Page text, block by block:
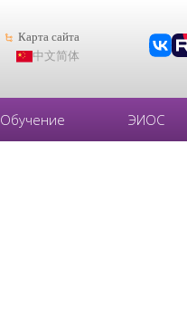
Карта сайта
中文简体
Обучение ЭИОС